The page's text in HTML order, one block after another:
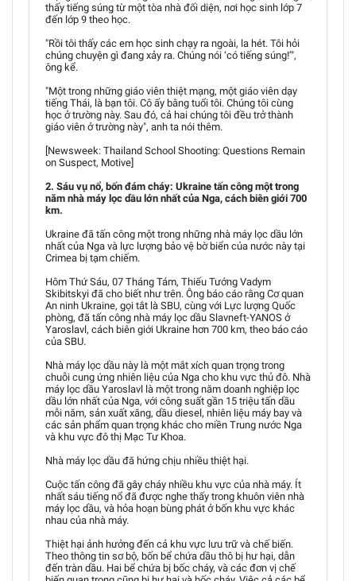
thấy tiếng súng từ một tòa nhà đối diện, nơi học sinh lớp 7
đến lớp 9 theo học.
"Rồi tôi thấy các em học sinh chạy ra ngoài, la hét. Tôi hỏi
chúng chuyện gì đang xảy ra. Chúng nói ‘có tiếng súng!’",
ông kể.
"Một trong những giáo viên thiệt mạng, một giáo viên dạy
tiếng Thái, là bạn tôi. Cô ấy bằng tuổi tôi. Chúng tôi cùng
học ở trường này. Sau đó, cả hai chúng tôi đều trở thành
giáo viên ở trường này", anh ta nói thêm.
[Newsweek: Thailand School Shooting: Questions Remain
on Suspect, Motive]
2. Sáu vụ nổ, bốn đám cháy: Ukraine tấn công một trong
năm nhà máy lọc dầu lớn nhất của Nga, cách biên giới 700
km.
Ukraine đã tấn công một trong những nhà máy lọc dầu lớn
nhất của Nga và lực lượng bảo vệ bờ biển của nước này tại
Crimea bị tạm chiếm.
Hôm Thứ Sáu, 07 Tháng Tám, Thiếu Tướng Vadym
Skibitskyi đã cho biết như trên. Ông báo cáo rằng Cơ quan
An ninh Ukraine, gọi tắt là SBU, cùng với Lực lượng Quốc
phòng, đã tấn công nhà máy lọc dầu Slavneft-YANOS ở
Yaroslavl, cách biên giới Ukraine hơn 700 km, theo báo cáo
của SBU.
Nhà máy lọc dầu này là một mắt xích quan trọng trong
chuỗi cung ứng nhiên liệu của Nga cho khu vực thủ đô. Nhà
máy lọc dầu Yaroslavl là một trong năm doanh nghiệp lọc
dầu lớn nhất của Nga, với công suất gần 15 triệu tấn dầu
mỗi năm, sản xuất xăng, dầu diesel, nhiên liệu máy bay và
các sản phẩm quan trọng khác cho miền Trung nước Nga
và khu vực đô thị Mạc Tư Khoa.
Nhà máy lọc dầu đã hứng chịu nhiều thiệt hại.
Cuộc tấn công đã gây cháy nhiều khu vực của nhà máy. Ít
nhất sáu tiếng nổ đã được nghe thấy trong khuôn viên nhà
máy lọc dầu, và hỏa hoạn bùng phát ở bốn khu vực khác
nhau của nhà máy.
Thiệt hại ảnh hưởng đến cả khu vực lưu trữ và chế biến.
Theo thông tin sơ bộ, bốn bể chứa dầu thô bị hư hại, dẫn
đến tràn dầu. Hai bể chứa bị bốc cháy, và các đơn vị chế